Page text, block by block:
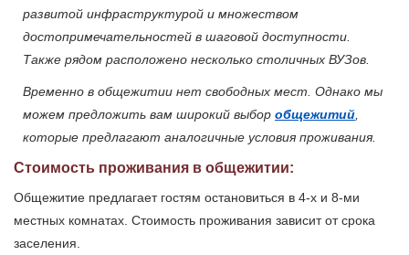
развитой инфраструктурой и множеством
достопримечательностей в шаговой доступности.
Также рядом расположено несколько столичных ВУЗов.
Временно в общежитии нет свободных мест. Однако мы
можем предложить вам широкий выбор общежитий,
которые предлагают аналогичные условия проживания.
Стоимость проживания в общежитии:
Общежитие предлагает гостям остановиться в 4-х и 8-ми
местных комнатах. Стоимость проживания зависит от срока
заселения.